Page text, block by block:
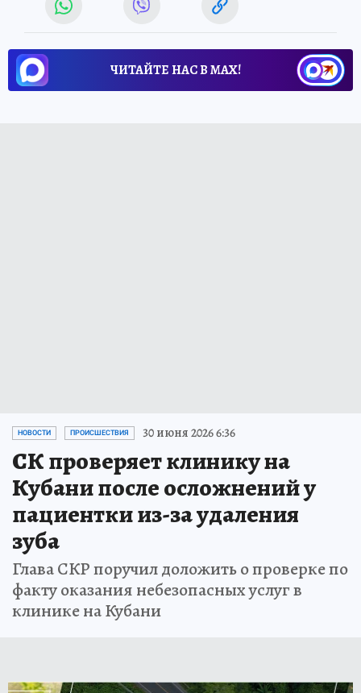
ЧИТАЙТЕ НАС В МАХ!
НОВОСТИ ПРОИСШЕСТВИЯ 30 июня 2026 6:36
СК проверяет клинику на
Кубани после осложнений у
пациентки из-за удаления
зуба
Глава СКР поручил доложить о проверке по
факту оказания небезопасных услуг в
клинике на Кубани